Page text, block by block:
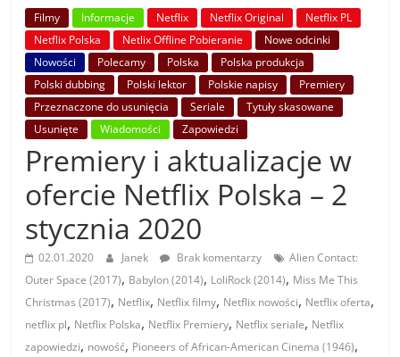
Filmy Informacje Netflix Netflix Original
Netflix PL
Netflix Polska
Netlix Offline Pobieranie
Nowe odcinki
Nowości
Polecamy Polska
Polska produkcja
Polski dubbing
Polski lektor Polskie napisy
Premiery
Przeznaczone do usunięcia
Seriale
Tytuły skasowane
Usunięte
Wiadomości Zapowiedzi
Premiery i aktualizacje w
ofercie Netflix Polska – 2
stycznia 2020
02.01.2020 Janek Brak komentarzy
Alien Contact:
Outer Space (2017), Babylon (2014), LoliRock (2014), Miss Me This
Christmas (2017), Netflix, Netflix filmy, Netflix nowości, Netflix oferta,
netflix pl, Netflix Polska, Netflix Premiery, Netflix seriale, Netflix
zapowiedzi, nowość, Pioneers of African-American Cinema (1946),